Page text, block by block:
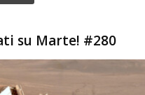
su Marte! #280